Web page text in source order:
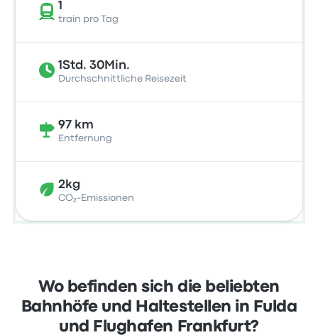
1
train pro Tag
1Std. 30Min.
Durchschnittliche Reisezeit
97 km
Entfernung
2kg
CO₂-Emissionen
Wo befinden sich die beliebten
Bahnhöfe und Haltestellen in Fulda
und Flughafen Frankfurt?